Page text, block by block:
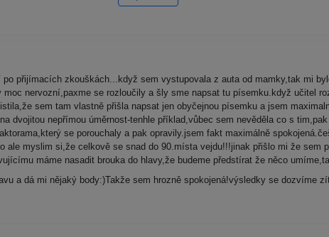
přijímacích zkouškách...když sem vystupovala z auta od mamky,tak mi
moc nervozní,paxme se rozloučily a šly sme napsat tu písemku.když učitel
sem tam vlastně přišla napsat jen obyčejnou písemku a jsem
dvojitou nepřímou úměrnost-tenhle příklad,vůbec sem nevěděla co s
se porouchaly a pak opravily.jsem fakt maximálně
ale myslim si,že celkově se snad do 90.místa vejdu!!!jinak přišlo mi že sem
máme nasadit brouka do hlavy,že budeme předstírat že něco
a dá mi nějaký body:)Takže sem hrozně spokojená!výsledky se dozvíme